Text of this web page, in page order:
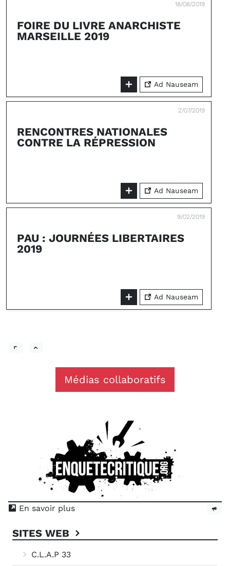
18/08/2019
FOIRE DU LIVRE ANARCHISTE
MARSEILLE 2019
Ad Nauseam
2/07/2019
RENCONTRES NATIONALES
CONTRE LA RÉPRESSION
Ad Nauseam
9/02/2019
PAU : JOURNÉES LIBERTAIRES
2019
Ad Nauseam
Médias collaboratifs
En savoir plus
SITES WEB
C.L.A.P 33